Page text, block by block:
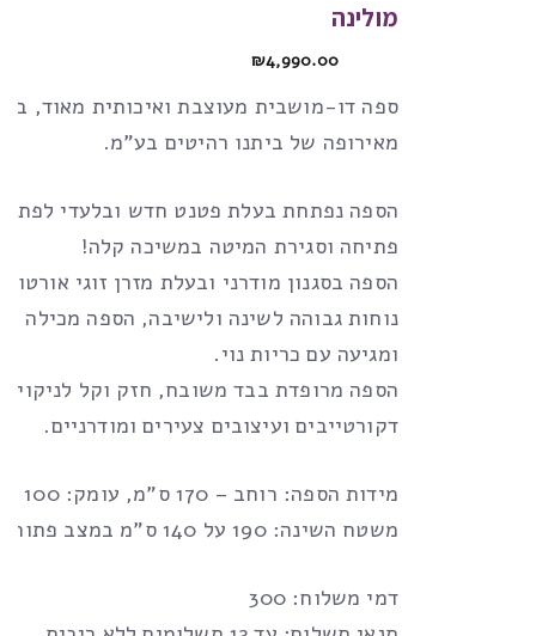
מולינה
₪4,990.00
ספה דו-מושבית מעוצבת ואיכותית מאוד,
מאירופה של ביתנו רהיטים בע”מ.
הספה נפתחת בעלת פטנט חדש ובלעדי
פתיחה וסגירת המיטה במשיכה קלה!
הספה בסגנון מודרני ובעלת מזרן זוגי
נוחות גבוהה לשינה ולישיבה, הספה מכילה
ומגיעה עם כריות נוי.
הספה מרופדת בבד משובח, חזק וקל לניקוי,
דקורטייבים ועיצובים צעירים ומודרניים.
מידות הספה: רוחב – 170 ס”מ, עומק: 100 ס”מ,
משטח השינה: 190 על 140 ס”מ במצב פתוח.
דמי משלוח: 300